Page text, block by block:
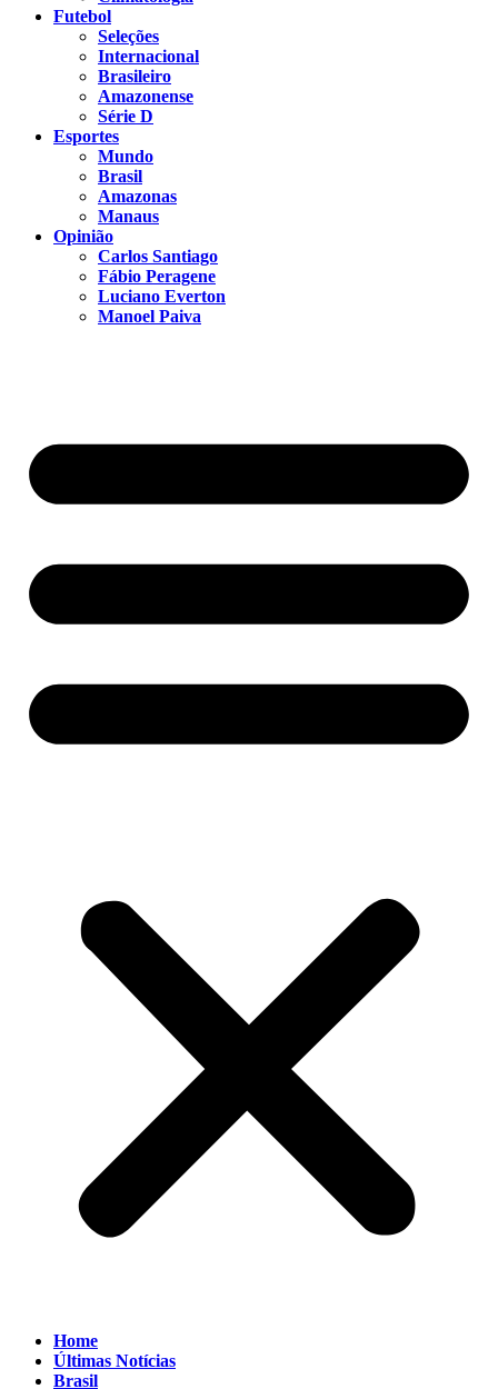
Futebol
Seleções
Internacional
Brasileiro
Amazonense
Série D
Esportes
Mundo
Brasil
Amazonas
Manaus
Opinião
Carlos Santiago
Fábio Peragene
Luciano Everton
Manoel Paiva
Home
Últimas Notícias
Brasil